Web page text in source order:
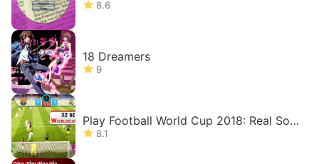
8.6
18 Dreamers
9
Play Football World Cup 2018: Real Soc
cer League
8.1